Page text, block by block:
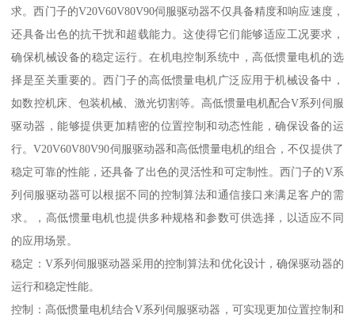
求。西门子的V20V60V80V90伺服驱动器不仅具备精度和响应速度，
还具备出色的抗干扰和超载能力。这使得它们能够适应工况要求，
确保机械设备的稳定运行。在机电控制系统中，高低惯量电机的选
择是至关重要的。西门子的高低惯量电机广泛应用于机械设备中，
如数控机床、包装机械、激光切割等。高低惯量电机配合V系列伺服
驱动器，能够提供更加精密的位置控制和动态性能，确保设备的运
行。V20V60V80V90伺服驱动器和高低惯量电机的组合，不仅提供了
稳定可靠的性能，还具备了出色的灵活性和可定制性。西门子的V系
列伺服驱动器可以根据不同的控制算法和通信接口来满足客户的需
求。，高低惯量电机也提供多种规格和参数可供选择，以适应不同
的应用场景。
稳定：V系列伺服驱动器采用的控制算法和优化设计，确保驱动器的
运行和稳定性能。
控制：高低惯量电机结合V系列伺服驱动器，可实现更加位置控制和